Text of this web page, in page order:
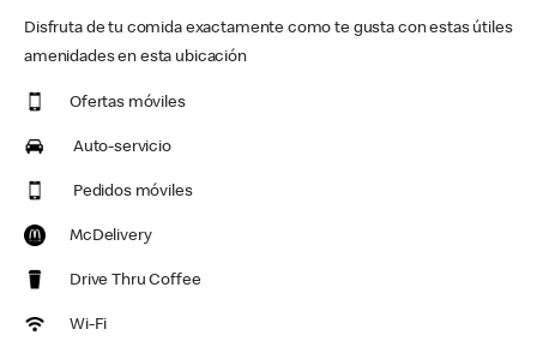
Disfruta de tu comida exactamente como te gusta con estas útiles
amenidades en esta ubicación
Ofertas móviles
Auto-servicio
Pedidos móviles
McDelivery
Drive Thru Coffee
Wi-Fi